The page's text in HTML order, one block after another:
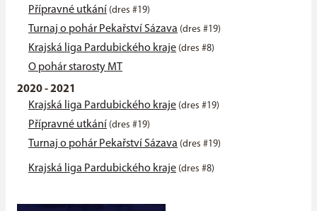
Přípravné utkání (dres #19)
Turnaj o pohár Pekařství Sázava (dres #19)
Krajská liga Pardubického kraje (dres #8)
O pohár starosty MT
2020 - 2021
Krajská liga Pardubického kraje (dres #19)
Přípravné utkání (dres #19)
Turnaj o pohár Pekařství Sázava (dres #19)
Krajská liga Pardubického kraje (dres #8)